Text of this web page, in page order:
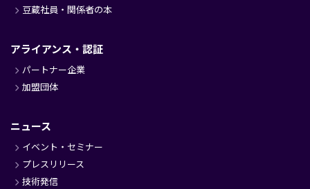
豆蔵社員・関係者の本
アライアンス・認証
パートナー企業
加盟団体
ニュース
イベント・セミナー
プレスリリース
技術発信